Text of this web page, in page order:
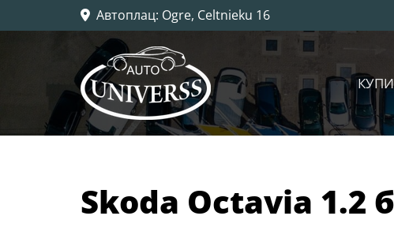
 Автоплац: Ogre, Celtnieku 16
​Skoda Octavia 1.2